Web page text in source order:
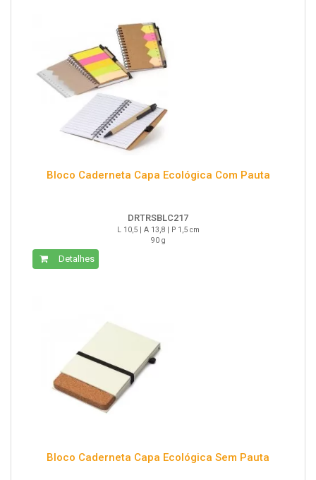
Bloco Caderneta Capa Ecológica Com Pauta
DRTRSBLC217
L 10,5 | A 13,8 | P 1,5 cm
90 g
Detalhes
Bloco Caderneta Capa Ecológica Sem Pauta